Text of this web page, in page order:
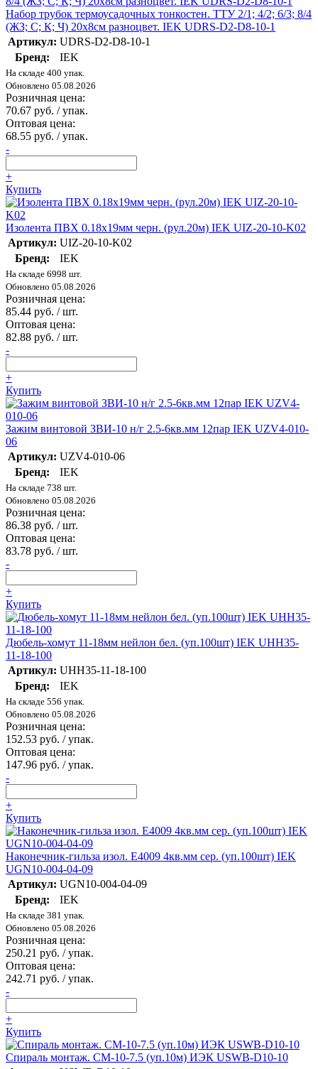
Набор трубок термоусадочных тонкостен. ТТУ 2/1; 4/2; 6/3; 8/4
(ЖЗ; С; К; Ч) 20х8см разноцвет. IEK UDRS-D2-D8-10-1
Артикул: UDRS-D2-D8-10-1
Бренд:
IEK
На складе 400 упак.
Обновлено 05.08.2026
Розничная цена:
70.67 руб. / упак.
Оптовая цена:
68.55 руб. / упак.
-
+
Купить
Изолента ПВХ 0.18х19мм черн. (рул.20м) IEK UIZ-20-10-K02
Артикул: UIZ-20-10-K02
Бренд:
IEK
На складе 6998 шт.
Обновлено 05.08.2026
Розничная цена:
85.44 руб. / шт.
Оптовая цена:
82.88 руб. / шт.
-
+
Купить
Зажим винтовой ЗВИ-10 н/г 2.5-6кв.мм 12пар IEK UZV4-010-
06
Артикул: UZV4-010-06
Бренд:
IEK
На складе 738 шт.
Обновлено 05.08.2026
Розничная цена:
86.38 руб. / шт.
Оптовая цена:
83.78 руб. / шт.
-
+
Купить
Дюбель-хомут 11-18мм нейлон бел. (уп.100шт) IEK UHH35-
11-18-100
Артикул: UHH35-11-18-100
Бренд:
IEK
На складе 556 упак.
Обновлено 05.08.2026
Розничная цена:
152.53 руб. / упак.
Оптовая цена:
147.96 руб. / упак.
-
+
Купить
Наконечник-гильза изол. Е4009 4кв.мм сер. (уп.100шт) IEK
UGN10-004-04-09
Артикул: UGN10-004-04-09
Бренд:
IEK
На складе 381 упак.
Обновлено 05.08.2026
Розничная цена:
250.21 руб. / упак.
Оптовая цена:
242.71 руб. / упак.
-
+
Купить
Спираль монтаж. СМ-10-7.5 (уп.10м) ИЭК USWB-D10-10